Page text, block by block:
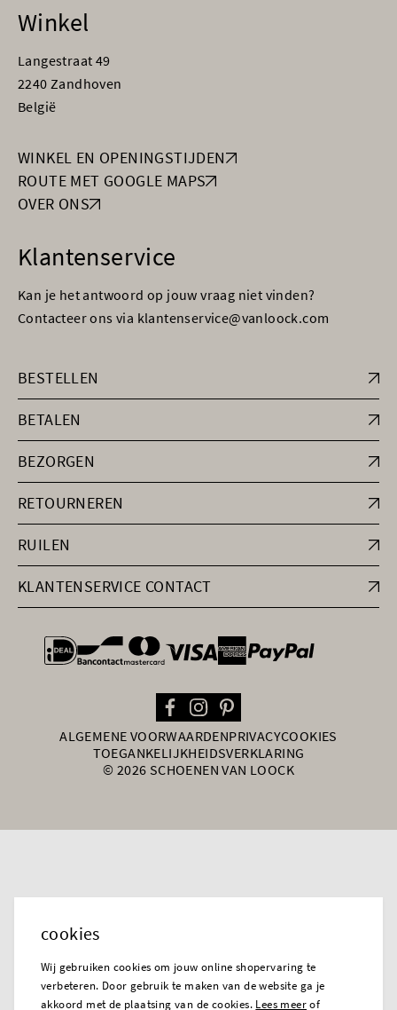
Winkel
Langestraat 49
2240 Zandhoven
België
WINKEL EN OPENINGSTIJDEN
ROUTE MET GOOGLE MAPS
OVER ONS
Klantenservice
Kan je het antwoord op jouw vraag niet vinden?
Contacteer ons via klantenservice@vanloock.com
BESTELLEN
BETALEN
BEZORGEN
RETOURNEREN
RUILEN
KLANTENSERVICE CONTACT
general.paymentOptions
ALGEMENE VOORWAARDENPRIVACYCOOKIES
TOEGANKELIJKHEIDSVERKLARING
© 2026 SCHOENEN VAN LOOCK
cookies
Wij gebruiken cookies om jouw online shopervaring te
verbeteren. Door gebruik te maken van de website ga je
akkoord met de plaatsing van de cookies. Lees meerof